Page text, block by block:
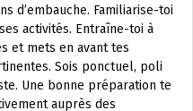
d’embauche. Familiarise-toi
activités. Entraîne-toi à
et mets en avant tes
Sois ponctuel, poli
Une bonne préparation te
auprès des